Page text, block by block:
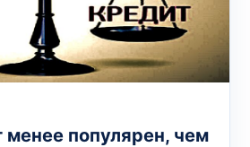
менее популярен, чем